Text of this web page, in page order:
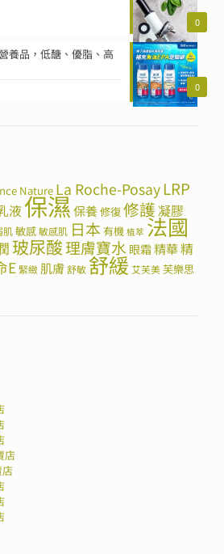
0
0
養品，低醣、優脂、高
Nature La Roche-PosayLRP
液保濕保養修復修護凝膠
肌敏感敏感肌 日本 有機 植萃 法國
玻尿酸理膚寶水 眼霜精華精
E 緊緻 肌膚 舒敏 舒緩 艾芙美芙樂思
店